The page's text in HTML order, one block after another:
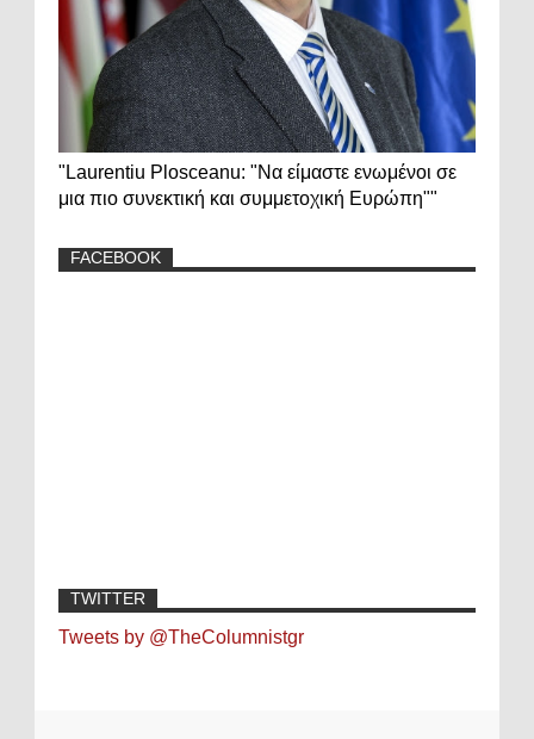
"Laurentiu Plosceanu: "Να είμαστε ενωμένοι σε
μια πιο συνεκτική και συμμετοχική Ευρώπη""
FACEBOOK
TWITTER
Tweets by @TheColumnistgr